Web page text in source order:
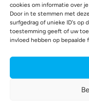
cookies om informatie over
Door in te stemmen met
surfgedrag of unieke ID's op
toestemming geeft of uw
invloed hebben op bepaalde
BTW: BE0771.941.935
© 2025 DroneDepot.
webshop gemaakt door